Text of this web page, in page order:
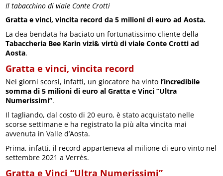
Il tabacchino di viale Conte Crotti
Gratta e vinci, vincita record da 5 milioni di euro ad Aosta.
La dea bendata ha baciato un fortunatissimo cliente della
Tabaccheria Bee Karin vizi& virtù di viale Conte Crotti ad
Aosta.
Gratta e vinci, vincita record
Nei giorni scorsi, infatti, un giocatore ha vinto l’incredibile
somma di 5 milioni di euro al Gratta e Vinci “Ultra
Numerissimi”.
Il tagliando, dal costo di 20 euro, è stato acquistato nelle
scorse settimane e ha registrato la più alta vincita mai
avvenuta in Valle d’Aosta.
Prima, infatti, il record apparteneva al milione di euro vinto nel
settembre 2021 a Verrès.
Gratta e Vinci “Ultra Numerissimi”